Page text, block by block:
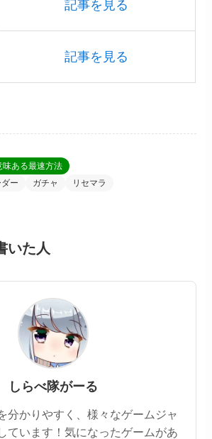
記事を見る
記事を見る
味ある最速方法
ー ガチャ リセマラ
いた人
しらべ隊がーる
分かりやすく、様々なゲームジャ
ています！気になったゲームがあ